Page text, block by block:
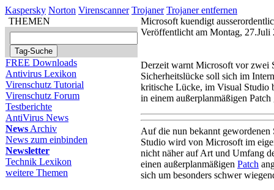
Kaspersky Norton Virenscanner Trojaner Trojaner entfernen
THEMEN
FREE Downloads
Antivirus Lexikon
Virenschutz Tutorial
Virenschutz Forum
Testberichte
AntiVirus News
News Archiv
News zum einbinden
Newsletter
Technik Lexikon
weitere Themen
Microsoft kuendigt
Veröffentlicht am Montag, 27.Juli
Derzeit warnt Microsoft vor zwei
Sicherheitslücke soll sich im
kritische Lücke, im Visual Studio
in einem außerplanmäßigen Patch
Auf die nun bekannt
Studio wird von Microsoft im
nicht näher auf Art und Umfang
einen außerplanmäßigen Patch
sich um besonders schwer